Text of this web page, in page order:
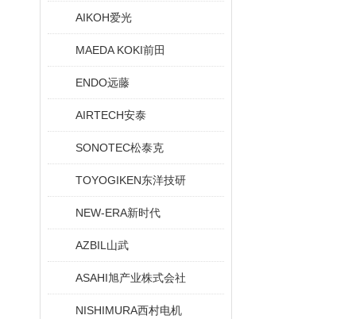
AIKOH爱光
MAEDA KOKI前田
ENDO远藤
AIRTECH安泰
SONOTEC松泰克
TOYOGIKEN东洋技研
NEW-ERA新时代
AZBIL山武
ASAHI旭产业株式会社
NISHIMURA西村电机